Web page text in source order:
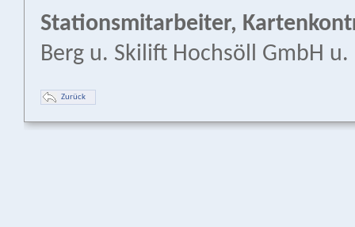
Stationsmitarbeiter,
Berg u. Skilift Hochsöll GmbH u.
Zurück